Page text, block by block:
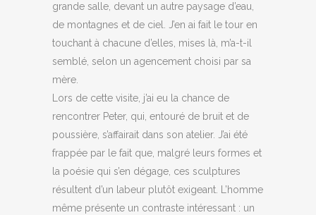
grande salle, devant un autre paysage d’eau,
de montagnes et de ciel. J’en ai fait le tour en
touchant à chacune d’elles, mises là, m’a-t-il
semblé, selon un agencement choisi par sa
mère.
Lors de cette visite, j’ai eu la chance de
rencontrer Peter, qui, entouré de bruit et de
poussière, s’affairait dans son atelier. J’ai été
frappée par le fait que, malgré leurs formes et
la poésie qui s’en dégage, ces sculptures
résultent d’un labeur plutôt exigeant. L’homme
même présente un contraste intéressant : un